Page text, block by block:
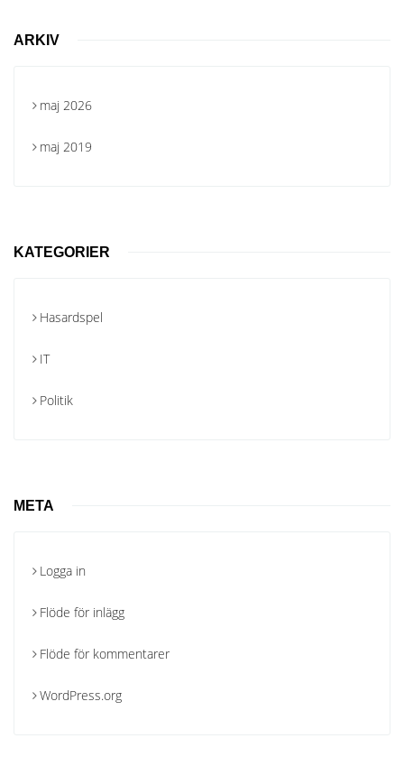
ARKIV
maj 2026
maj 2019
KATEGORIER
Hasardspel
IT
Politik
META
Logga in
Flöde för inlägg
Flöde för kommentarer
WordPress.org